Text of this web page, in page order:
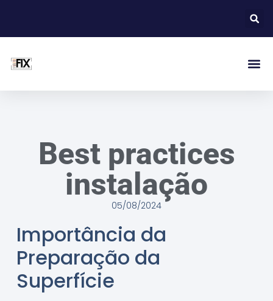
Best practices
instalação
05/08/2024
Importância da
Preparação da
Superfície